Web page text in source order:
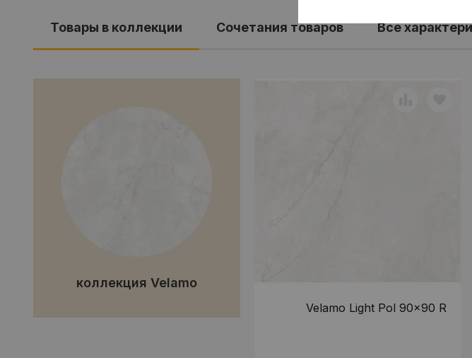
Товары в коллекции
коллекция Velamo
Velamo Light Pol 90x90 R
Cочетания товаров Все